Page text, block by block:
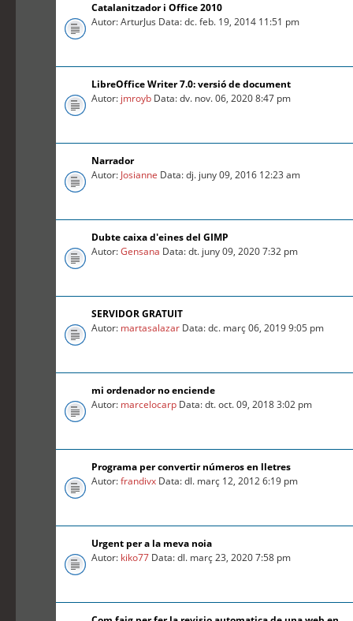
Catalanitzador i Office 2010
Autor: ArturJus Data: dc. feb. 19, 2014 11:51 pm
LibreOffice Writer 7.0: versió de document
Autor: jmroyb Data: dv. nov. 06, 2020 8:47 pm
Narrador
Autor: Josianne Data: dj. juny 09, 2016 12:23 am
Dubte caixa d'eines del GIMP
Autor:Gensana Data: dt. juny 09, 2020 7:32 pm
SERVIDOR GRATUIT
Autor: martasalazar Data: dc. març 06, 2019 9:05 pm
mi ordenador no enciende
Autor: marcelocarp Data: dt. oct. 09, 2018 3:02 pm
Programa per convertir números en lletres
Autor:frandivx Data: dl. març 12, 2012 6:19 pm
Urgent per a la meva noia
Autor: kiko77 Data: dl. març 23, 2020 7:58 pm